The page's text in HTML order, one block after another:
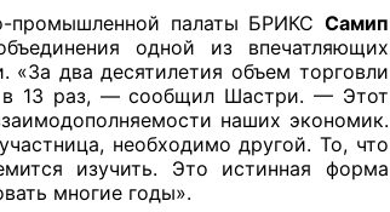
промышленной палаты БРИКС Самип
одной из впечатляющих
«За два десятилетия объем торговли
13 раз, — сообщил Шастри. — Этот
наших экономик.
необходимо другой. То, что
изучить. Это истинная форма
многие годы».